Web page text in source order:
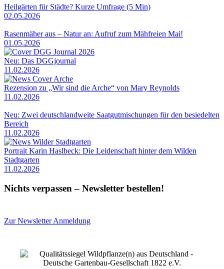
Heilgärten für Städte? Kurze Umfrage (5 Min)
02.05.2026
Rasenmäher aus – Natur an: Aufruf zum Mähfreien Mai!
01.05.2026
Neu: Das DGGjournal
11.02.2026
Rezension zu „Wir sind die Arche“ von Mary Reynolds
11.02.2026
Neu: Zwei deutschlandweite Saatgutmischungen für den besiedelten
Bereich
11.02.2026
Portrait Karin Haslbeck: Die Leidenschaft hinter dem Wilden
Stadtgarten
11.02.2026
Nichts verpassen – Newsletter bestellen!
Zur Newsletter Anmeldung